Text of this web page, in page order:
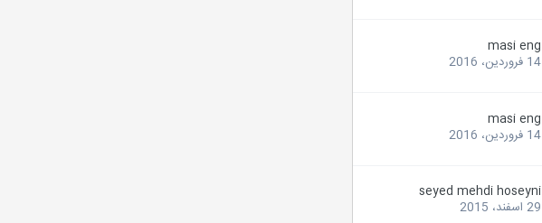
masi eng
14 فروردین، 2016
masi eng
14 فروردین، 2016
seyed mehdi hoseyni
29 اسفند، 2015